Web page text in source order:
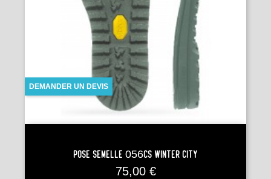
Pose Semelle 056CS WINTER CITY
Prix
75,00 €
DEMANDER UN DEVIS